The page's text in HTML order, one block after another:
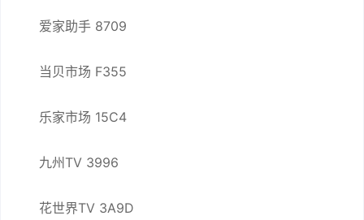
爱家助手 8709
当贝市场 F355
乐家市场 15C4
九州TV 3996
花世界TV 3A9D